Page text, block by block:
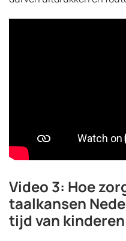
Video 3: Hoe
taalkansen
tijd van